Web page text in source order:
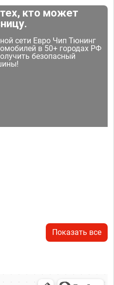
кто может
сети Евро Чип Тюнинг
в 50+ городах РФ
безопасный
Показать все